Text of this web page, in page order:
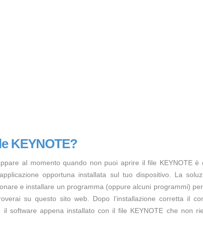
KEYNOTE?
al momento quando non puoi aprire il file KEYNOTE è
opportuna installata sul tuo dispositivo. La
e installare un programma (oppure alcuni programmi)
su questo sito web. Dopo l’installazione corretta il
il software appena installato con il file KEYNOTE che non